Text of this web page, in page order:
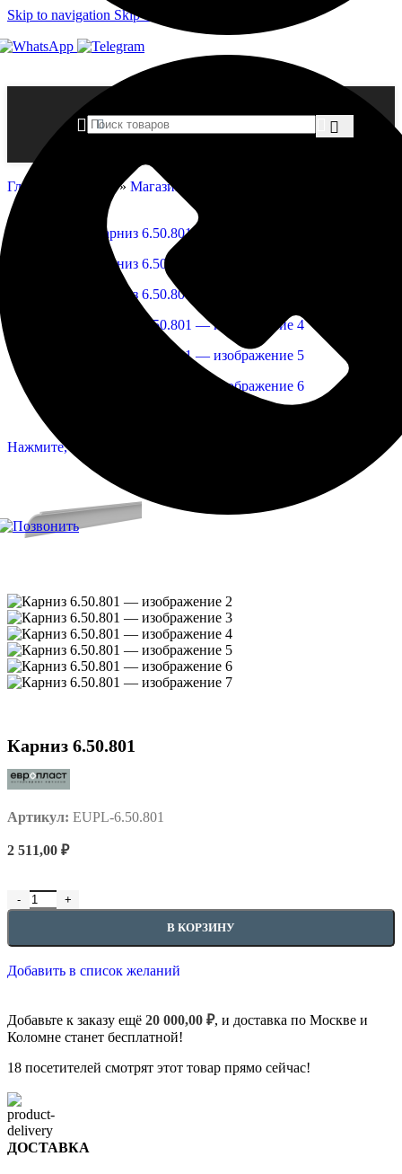
Skip to navigation Skip to main content
Главная страница » Магазин
Нажмите, чтобы увеличить
Карниз 6.50.801
Артикул: EUPL-6.50.801
2 511,00 ₽
В КОРЗИНУ
Добавить в список желаний
Добавьте к заказу ещё 20 000,00 ₽, и доставка по Москве и
Коломне станет бесплатной!
18 посетителей смотрят этот товар прямо сейчас!
ДОСТАВКА